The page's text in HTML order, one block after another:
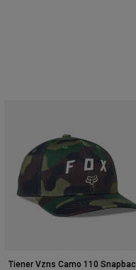
Tiener Vzns Camo 110